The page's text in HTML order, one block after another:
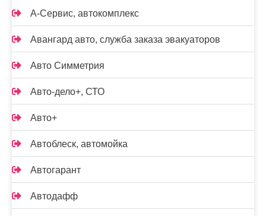
А-Сервис, автокомплекс
Авангард авто, служба заказа эвакуаторов
Авто Симметрия
Авто-дело+, СТО
Авто+
Автоблеск, автомойка
Автогарант
Автодафф